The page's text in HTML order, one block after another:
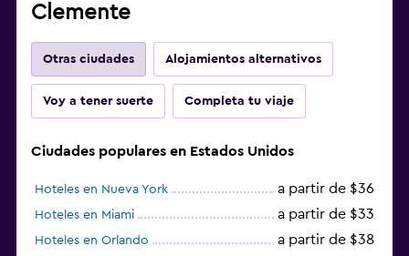
Clemente
Otras ciudades Alojamientos alternativos
Voy a tener suerte Completa tu viaje
Ciudades populares en Estados Unidos
Hoteles en Nueva York a partir de $36
Hoteles en Miami a partir de $33
Hoteles en Orlando a partir de $38